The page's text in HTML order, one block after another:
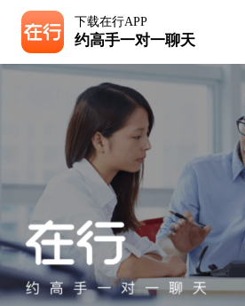
下载在行APP
约高手一对一聊天